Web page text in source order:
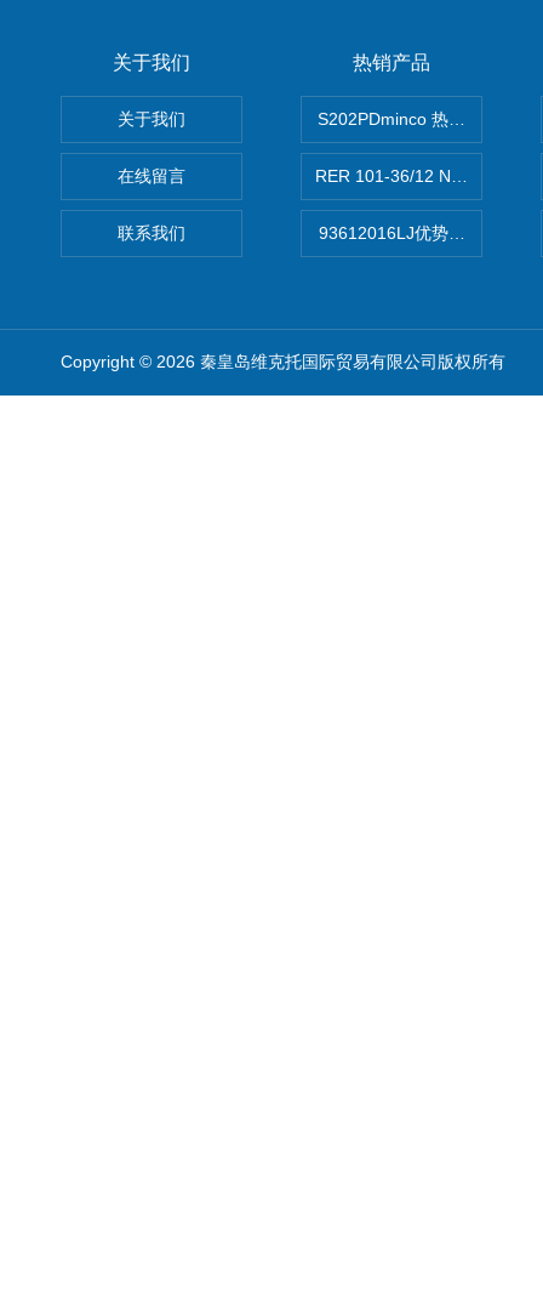
关于我们
关于我们
在线留言
联系我们
热销产品
S202PDminco 热电阻
RER 101-36/12 NHH离心
93612016LJ优势供应美国
Copyright © 2026 秦皇岛维克托国际贸易有限公司版权所有